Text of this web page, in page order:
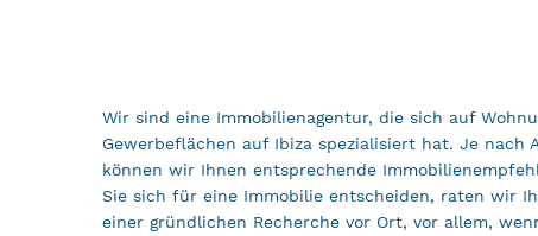
Wir sind eine Immobilienagentur, die sich auf
Gewerbeflächen auf Ibiza spezialisiert hat. Je nach
können wir Ihnen entsprechende
Sie sich für eine Immobilie entscheiden, raten wir
einer gründlichen Recherche vor Ort, vor allem,